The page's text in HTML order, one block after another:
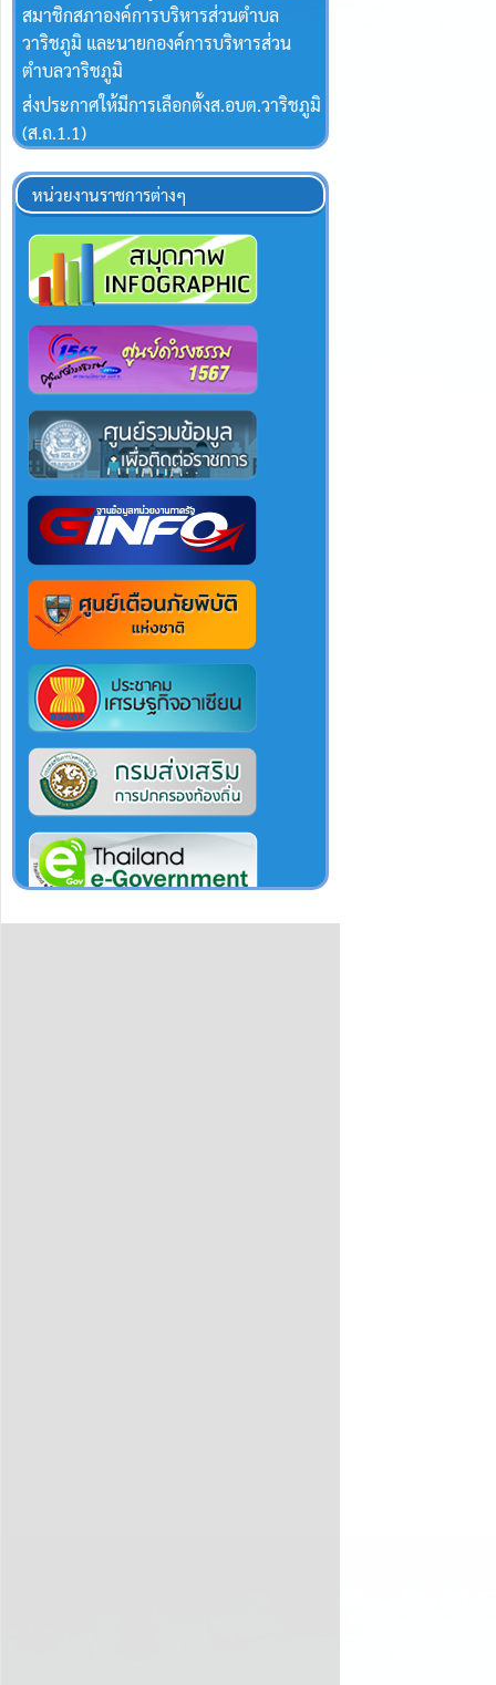
สมาชิกสภาองค์การบริหารส่วนตำบล
วาริชภูมิ และนายกองค์การบริหารส่วน
ตำบลวาริชภูมิ
ส่งประกาศให้มีการเลือกตั้งส.อบต.วาริชภูมิ
(ส.ถ.1.1)
หน่วยงานราชการต่างๆ